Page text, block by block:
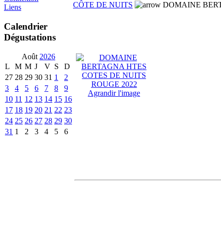
Liens
Calendrier
Dégustations
Août 2026
L
M M J V S
D
27 28 29 30 31 1
2
3
4 5 6 7 8
9
10 11 12 13 14 15 16
17 18 19 20 21 22 23
24 25 26 27 28 29 30
31 1 2 3 4 5 6
CÔTE DE NUITS
DOMAINE
Agrandir l'image